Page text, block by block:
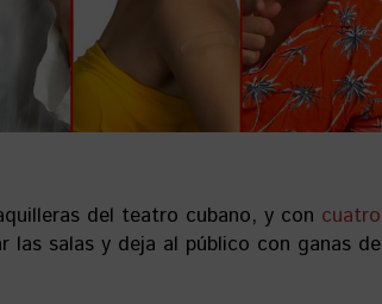
del teatro cubano, y con cuatro
las salas y deja al público con ganas de